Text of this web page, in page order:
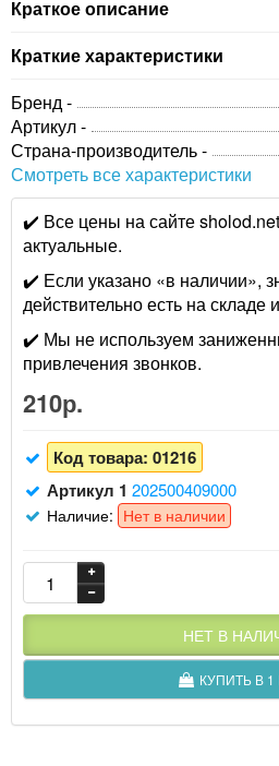
Краткое описание
Краткие характеристики
Бренд -
Артикул -
Страна-производитель -
Смотреть все характеристики
✔️ Все цены на сайте
актуальные.
✔️ Если указано «в наличии»,
действительно есть на складе
✔️ Мы не используем
привлечения звонков.
210р.
Код товара: 01216
Артикул 1 202500409000
Наличие: Нет в наличии
НЕТ В
КУПИТЬ В 1